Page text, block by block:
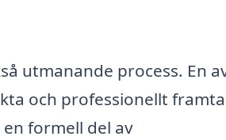
utmanande process. En
och professionellt
formell del av